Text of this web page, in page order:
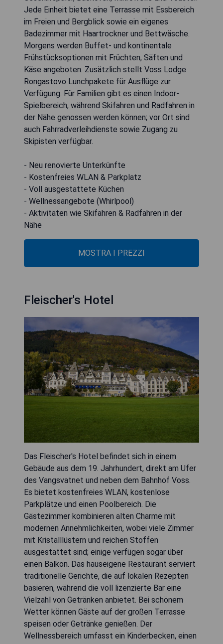
Jede Einheit bietet eine Terrasse mit Essbereich
im Freien und Bergblick sowie ein eigenes
Badezimmer mit Haartrockner und Bettwäsche.
Morgens werden Buffet- und kontinentale
Frühstücksoptionen mit Früchten, Säften und
Käse angeboten. Zusätzlich stellt Voss Lodge
Rongastovo Lunchpakete für Ausflüge zur
Verfügung. Für Familien gibt es einen Indoor-
Spielbereich, während Skifahren und Radfahren in
der Nähe genossen werden können; vor Ort sind
auch Fahrradverleihdienste sowie Zugang zu
Skipisten verfügbar.
- Neu renovierte Unterkünfte
- Kostenfreies WLAN & Parkplatz
- Voll ausgestattete Küchen
- Wellnessangebote (Whirlpool)
- Aktivitäten wie Skifahren & Radfahren in der
Nähe
MOSTRA I PREZZI
Fleischer's Hotel
Das Fleischer's Hotel befindet sich in einem
Gebäude aus dem 19. Jahrhundert, direkt am Ufer
des Vangsvatnet und neben dem Bahnhof Voss.
Es bietet kostenfreies WLAN, kostenlose
Parkplätze und einen Poolbereich. Die
Gästezimmer kombinieren alten Charme mit
modernen Annehmlichkeiten, wobei viele Zimmer
mit Kristalllüstern und reichen Stoffen
ausgestattet sind; einige verfügen sogar über
einen Balkon. Das hauseigene Restaurant serviert
traditionelle Gerichte, die auf lokalen Rezepten
basieren, während die voll lizenzierte Bar eine
Vielzahl von Getränken anbietet. Bei schönem
Wetter können Gäste auf der großen Terrasse
speisen oder Getränke genießen. Der
Wellnessbereich umfasst ein Kinderbecken, einen